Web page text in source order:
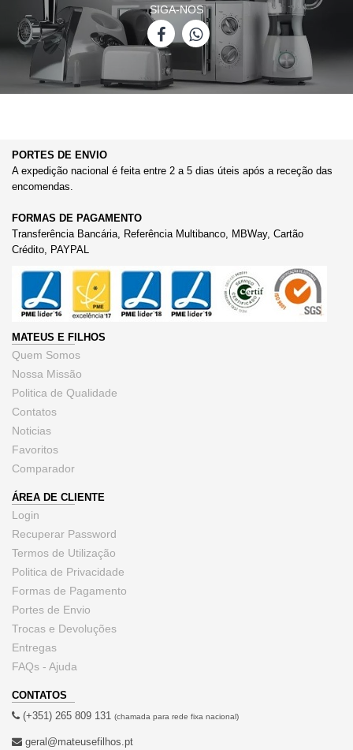
SIGA-NOS
PORTES DE ENVIO
A expedição nacional é feita entre 2 a 5 dias úteis após a receção das
encomendas.
FORMAS DE PAGAMENTO
Transferência Bancária, Referência Multibanco, MBWay, Cartão
Crédito, PAYPAL
MATEUS E FILHOS
Quem Somos
Nossa Missão
Politica de Qualidade
Contatos
Noticias
Favoritos
Comparador
ÁREA DE CLIENTE
Login
Recuperar Password
Termos de Utilização
Politica de Privacidade
Formas de Pagamento
Portes de Envio
Trocas e Devoluções
Entregas
FAQs - Ajuda
CONTATOS
(+351) 265 809 131 (chamada para rede fixa nacional)
geral@mateusefilhos.pt